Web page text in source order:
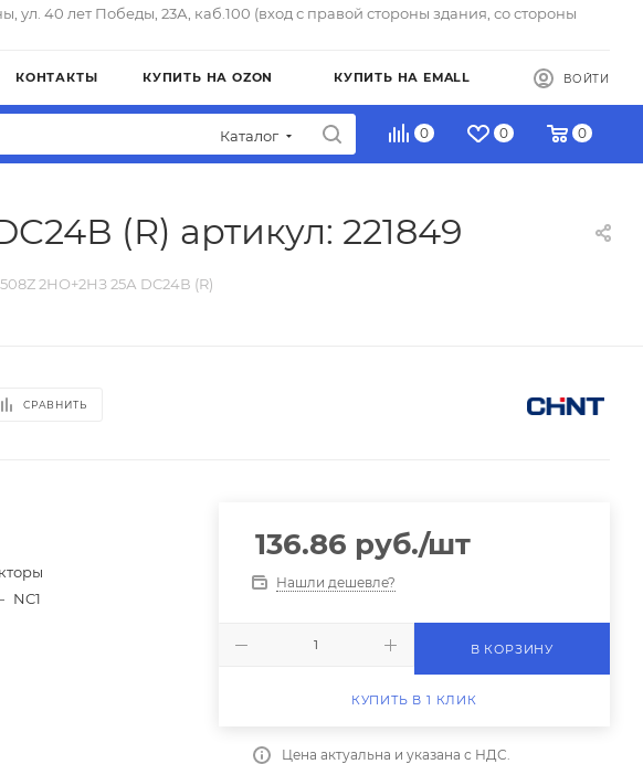
ул. 40 лет Победы, 23А, каб.100 (вход с правой стороны здания, со стороны
КОНТАКТЫ КУПИТЬ НА OZON КУПИТЬ НА EMALL ВОЙТИ
Каталог 0 0 0
(R) артикул: 221849
2НО+2НЗ 25А DC24В (R)
СРАВНИТЬ
NC1
136.86 руб./шт
Нашли дешевле?
В КОРЗИНУ
КУПИТЬ В 1 КЛИК
Цена актуальна и указана с НДС.